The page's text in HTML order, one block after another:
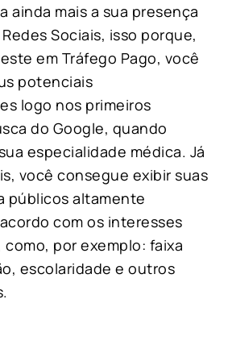
ainda mais a sua presença
Sociais, isso porque,
em Tráfego Pago, você
potenciais
logo nos primeiros
do Google, quando
especialidade médica. Já
você consegue exibir suas
públicos altamente
com os interesses
por exemplo: faixa
escolaridade e outros